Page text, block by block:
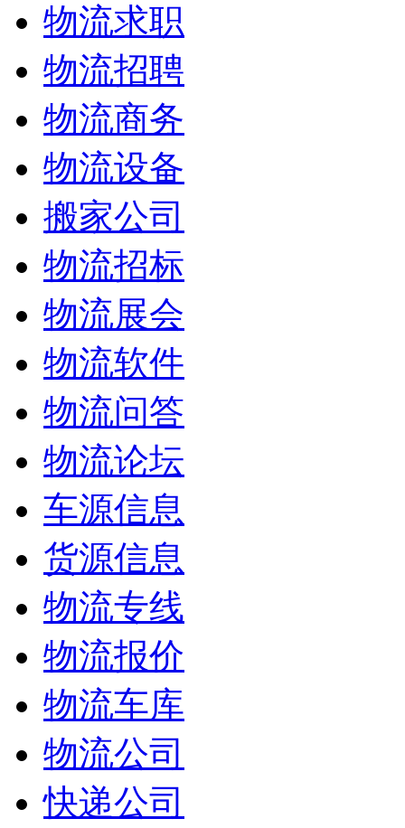
物流求职
物流招聘
物流商务
物流设备
搬家公司
物流招标
物流展会
物流软件
物流问答
物流论坛
车源信息
货源信息
物流专线
物流报价
物流车库
物流公司
快递公司